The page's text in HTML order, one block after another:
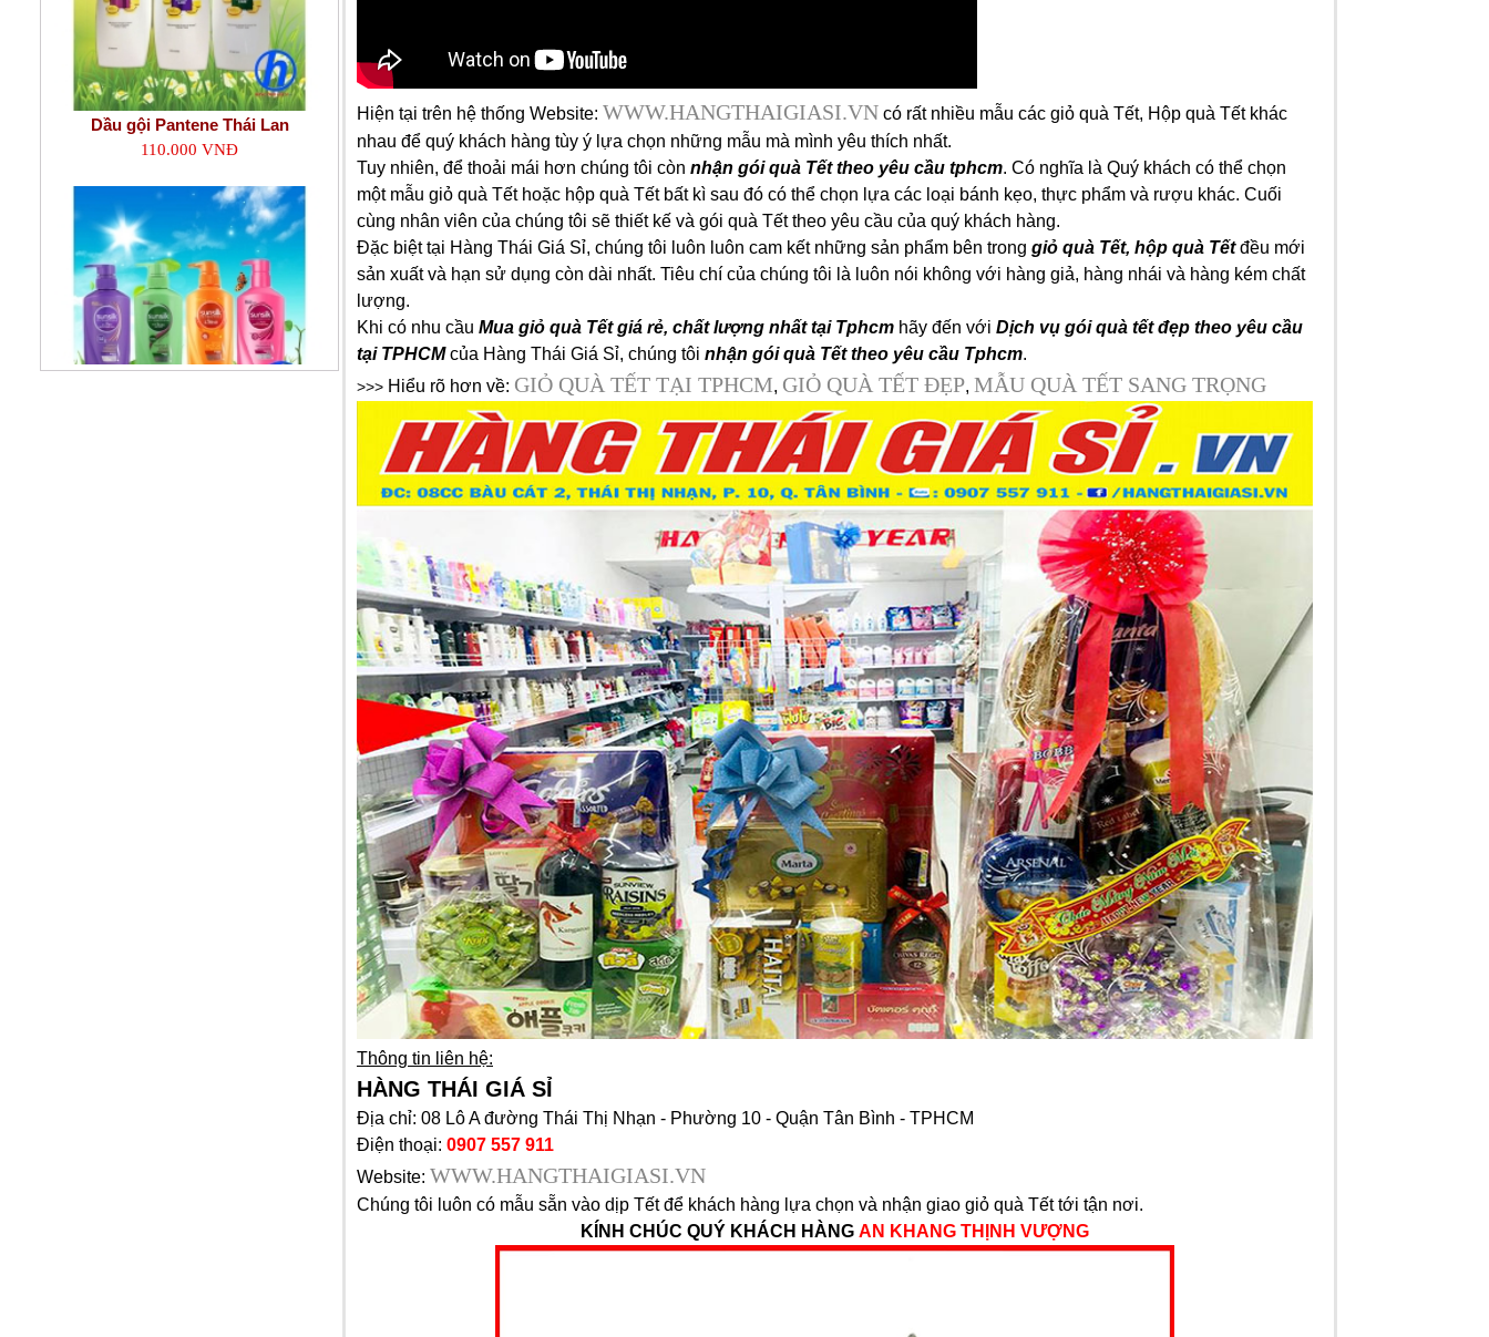
Dầu gội Pantene Thái Lan
110.000 VNĐ
Hiện tại trên hệ thống Website: WWW.HANGTHAIGIASI.VN có rất nhiều mẫu các giỏ quà Tết, Hộp quà Tết khác
nhau để quý khách hàng tùy ý lựa chọn những mẫu mà mình yêu thích nhất.
Tuy nhiên, để thoải mái hơn chúng tôi còn nhận gói quà Tết theo yêu cầu tphcm. Có nghĩa là Quý khách có thể chọn
một mẫu giỏ quà Tết hoặc hộp quà Tết bất kì sau đó có thể chọn lựa các loại bánh kẹo, thực phẩm và rượu khác. Cuối
cùng nhân viên của chúng tôi sẽ thiết kế và gói quà Tết theo yêu cầu của quý khách hàng.
Đặc biệt tại Hàng Thái Giá Sỉ, chúng tôi luôn luôn cam kết những sản phẩm bên trong giỏ quà Tết, hộp quà Tếtđều mới
sản xuất và hạn sử dụng còn dài nhất. Tiêu chí của chúng tôi là luôn nói không với hàng giả, hàng nhái và hàng kém chất
lượng.
Khi có nhu cầu Mua giỏ quà Tết giá rẻ, chất lượng nhất tại Tphcm hãy đến với Dịch vụ gói quà tết đẹp theo yêu cầu
tại TPHCMcủa Hàng Thái Giá Sỉ, chúng tôi nhận gói quà Tết theo yêu cầu Tphcm.
>>> Hiểu rõ hơn về: GIỎ QUÀ TẾT TẠI TPHCM, GIỎ QUÀ TẾT ĐẸP, MẪU QUÀ TẾT SANG TRỌNG
Thông tin liên hệ:
HÀNG THÁI GIÁ SỈ
Địa chỉ: 08 Lô A đường Thái Thị Nhạn - Phường 10 - Quận Tân Bình - TPHCM
Điện thoại: 0907 557 911
Website: WWW.HANGTHAIGIASI.VN
Chúng tôi luôn có mẫu sẵn vào dịp Tết để khách hàng lựa chọn và nhận giao giỏ quà Tết tới tận nơi.
KÍNH CHÚC QUÝ KHÁCH HÀNGAN KHANG THỊNH VƯỢNG